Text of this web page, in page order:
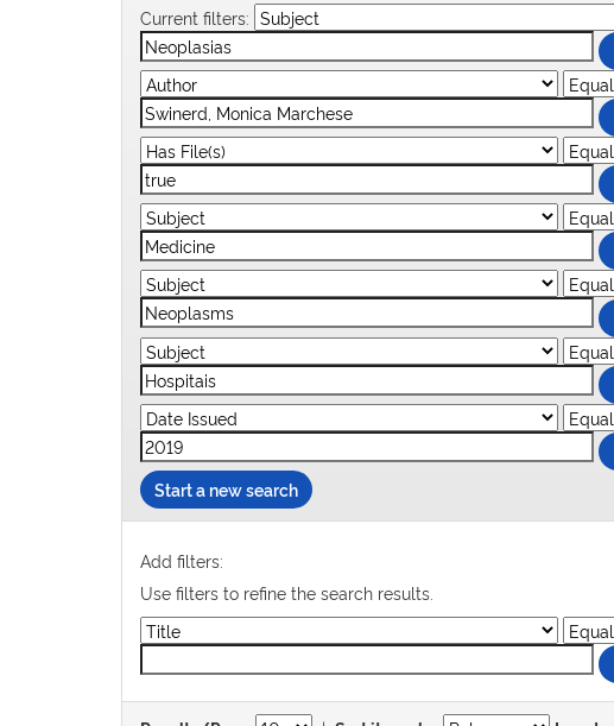
Current filters:
Start a new search
Add filters:
Use filters to refine the search results.